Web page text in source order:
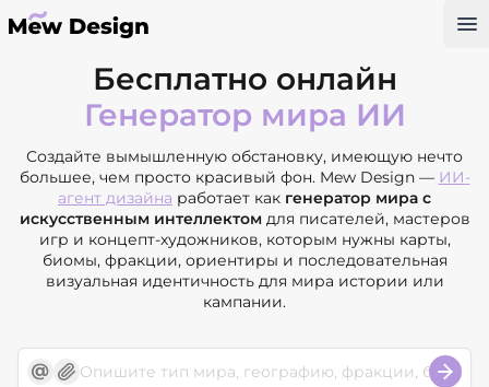
Бесплатно онлайн
Генератор мира ИИ
Создайте вымышленную обстановку, имеющую нечто
большее, чем просто красивый фон. Mew Design — ИИ-
агент дизайна работает как генератор мира с
искусственным интеллектомдля писателей, мастеров
игр и концепт-художников, которым нужны карты,
биомы, фракции, ориентиры и последовательная
визуальная идентичность для мира истории или
кампании.